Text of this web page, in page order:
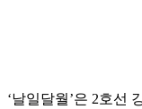
‘날일달월’은 2호선